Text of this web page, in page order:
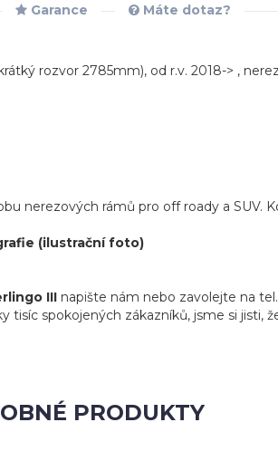
Garance Máte dotaz?
rozvor 2785mm), od r.v. 2018-> ,
nerezových rámů pro off roady a SUV.
(ilustrační foto)
III napište nám nebo zavolejte na
spokojených zákazníků, jsme si jisti,
PRODUKTY